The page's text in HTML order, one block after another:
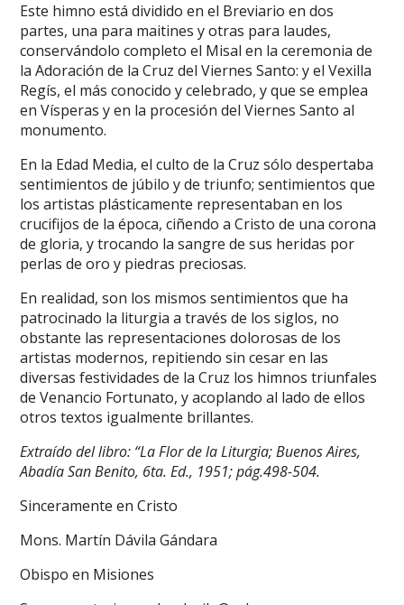
Este himno está dividido en el Breviario en dos
partes, una para maitines y otras para laudes,
conservándolo completo el Misal en la ceremonia de
la Adoración de la Cruz del Viernes Santo: y el Vexilla
Regís, el más conocido y celebrado, y que se emplea
en Vísperas y en la procesión del Viernes Santo al
monumento.
En la Edad Media, el culto de la Cruz sólo despertaba
sentimientos de júbilo y de triunfo; sentimientos que
los artistas plásticamente representaban en los
crucifijos de la época, ciñendo a Cristo de una corona
de gloria, y trocando la sangre de sus heridas por
perlas de oro y piedras preciosas.
En realidad, son los mismos sentimientos que ha
patrocinado la liturgia a través de los siglos, no
obstante las representaciones dolorosas de los
artistas modernos, repitiendo sin cesar en las
diversas festividades de la Cruz los himnos triunfales
de Venancio Fortunato, y acoplando al lado de ellos
otros textos igualmente brillantes.
Extraído del libro: “La Flor de la Liturgia; Buenos Aires,
Abadía San Benito, 6ta. Ed., 1951; pág.498-504.
Sinceramente en Cristo
Mons. Martín Dávila Gándara
Obispo en Misiones